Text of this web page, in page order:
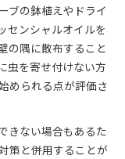
ブの鉢植えやドライ
センシャルオイルを
の隅に散布すること
虫を寄せ付けない方
められる点が評価さ
きない場合もあるた
策と併用することが